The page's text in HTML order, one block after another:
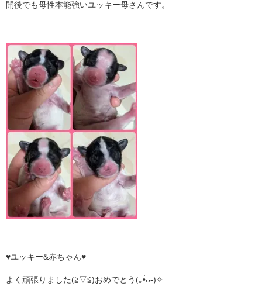
開後でも母性本能強いユッキー母さんです。
♥ユッキー&赤ちゃん♥
よく頑張りました(≧▽≦)おめでとう(｡•̀ᴗ-)✧